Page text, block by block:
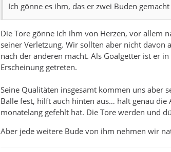
Ich gönne es ihm, das er zwei Buden
Die Tore gönne ich ihm von Herzen, vor allem
seiner Verletzung. Wir sollten aber nicht davon
nach der anderen macht. Als Goalgetter ist er
Erscheinung getreten.
Seine Qualitäten insgesamt kommen uns aber
Bälle fest, hilft auch hinten aus… halt genau
monatelang gefehlt hat. Die Tore werden und
Aber jede weitere Bude von ihm nehmen wir